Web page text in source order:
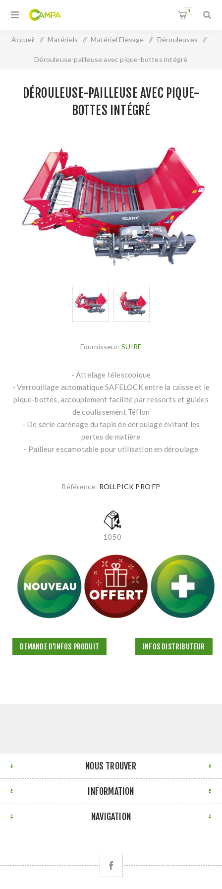
0
Accueil / Matériels / Matériel Elevage / Dérouleuses /
Dérouleuse-pailleuse avec pique-bottes intégré
DÉROULEUSE-PAILLEUSE AVEC PIQUE-
BOTTES INTÉGRÉ
Fournisseur: SUIRE
- Attelage télescopique
- Verrouillage automatique SAFELOCK entre la caisse et le
pique-bottes, accouplement facilité par ressorts et guides
de coulissement Téflon
- De série carénage du tapis de déroulage évitant les
pertes de matière
- Pailleur escamotable pour utilisation en déroulage
Référence: ROLLPICK PRO FP
1050
DEMANDE D'INFOS PRODUIT INFOS DISTRIBUTEUR
NOUS TROUVER
INFORMATION
NAVIGATION